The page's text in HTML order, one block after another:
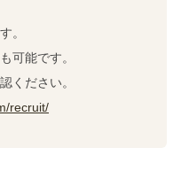
。
可能です。
ください。
recruit/